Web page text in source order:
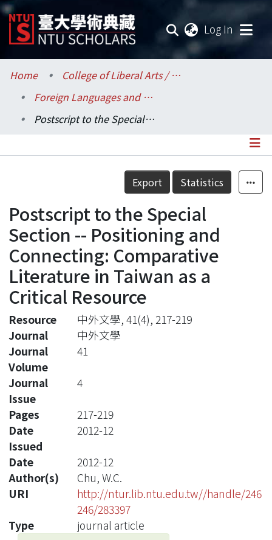
Log In
Communities & Collections
Research Outputs
Statistics
Home
College of Liberal Arts / 文學院
Foreign Languages and Literatures / 外國語文學系
Postscript to the Special Section -- Positioning and Connecting: Comparative Literature in Taiwan as a Critical Resource
Details
Export Statistics
Postscript to the Special
Section -- Positioning and
Connecting: Comparative
Literature in Taiwan as a
Critical Resource
Resource
中外文學, 41(4), 217-219
Journal
中外文學
Journal
Volume
41
Journal
Issue
4
Pages
217-219
Date
Issued
2012-12
Date
2012-12
Author(s)
Chu, W.C.
URI
http://ntur.lib.ntu.edu.tw//handle/246
246/283397
Type
journal article